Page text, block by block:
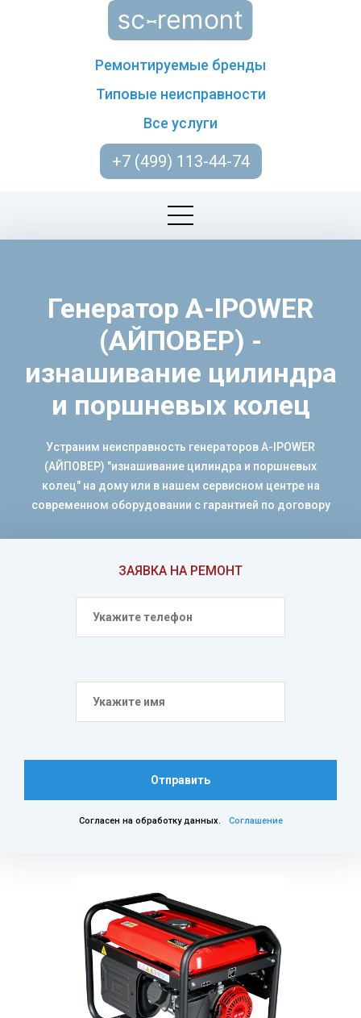
Ремонтируемые бренды
Типовые неисправности
Все услуги
+7 (499) 113-44-74
ЗАЯВКА НА РЕМОНТ
Отправить
Согласен на обработку данных. Соглашение
Генератор A-IPOWER
(АЙПОВЕР) -
изнашивание цилиндра
и поршневых колец
Устраним неисправность генераторов A-IPOWER
(АЙПОВЕР) "изнашивание цилиндра и поршневых
колец" на дому или в нашем сервисном центре на
современном оборудовании с гарантией по договору